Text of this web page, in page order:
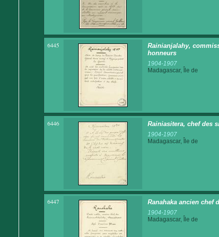
6445
Rainianjalahy,
honneurs
1904-1907
Madagascar, Île de
6446 Rainiasitera, chef des
1904-1907
Madagascar, Île de
6447 Ranahaka ancien chef
1904-1907
Madagascar, Île de